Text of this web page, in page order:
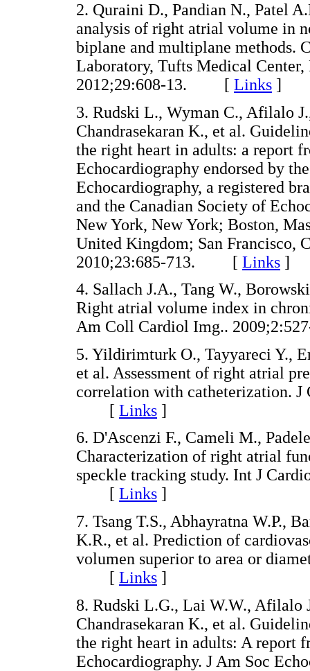
2. Quraini D., Pandian N., Patel
analysis of right atrial volume in
biplane and multiplane methods.
Laboratory, Tufts Medical Center,
2012;29:608-13. [ Links ]
3. Rudski L., Wyman C., Afilalo
Chandrasekaran K., et al.
the right heart in adults: a report
Echocardiography endorsed by
Echocardiography, a registered
and the Canadian Society of
New York, New York; Boston,
United Kingdom; San Francisco,
2010;23:685-713. [ Links ]
4. Sallach J.A., Tang W.,
Right atrial volume index in
Am Coll Cardiol Img..
5. Yildirimturk O., Tayyareci Y.,
et al. Assessment of right atrial
correlation with catheterization. J
[ Links ]
6. D'Ascenzi F., Cameli M.,
Characterization of right atrial
speckle tracking study. Int J
[ Links ]
7. Tsang T.S., Abhayratna W.P.,
K.R., et al. Prediction of
volumen superior to area or
[ Links ]
8. Rudski L.G., Lai W.W., Afilalo
Chandrasekaran K., et al.
the right heart in adults: A report
Echocardiography. J Am Soc